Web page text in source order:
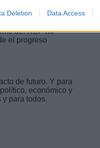
Deletion Data Access
vía para construir
que apueste
del
del REF no
el progreso
de futuro. Y para
económico y
para todos.